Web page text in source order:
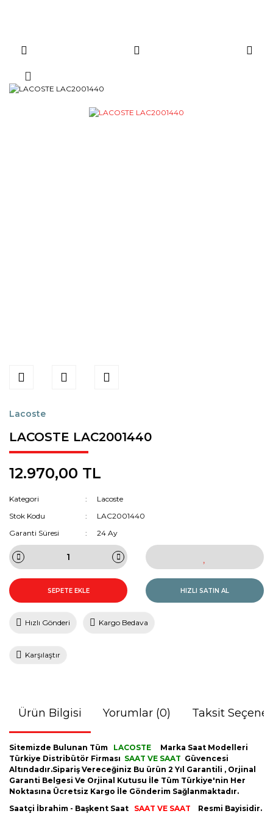
Lacoste
LACOSTE LAC2001440
12.970,00 TL
Kategori
Lacoste
Stok Kodu
LAC2001440
Garanti Süresi
24 Ay
SEPETE EKLE HIZLI SATIN AL
Hızlı Gönderi Kargo Bedava
Karşılaştır
Ürün Bilgisi Yorumlar (0) Taksit
Sitemizde Bulunan Tüm LACOSTE
Marka Saat Modelleri
Türkiye Distribütör Firması SAAT VE SAAT Güvencesi
Altındadır.Sipariş Vereceğiniz Bu ürün 2 Yıl Garantili , Orjinal
Garanti Belgesi Ve Orjinal Kutusu İle Tüm Türkiye'nin Her
Noktasına Ücretsiz Kargo İle Gönderim Sağlanmaktadır.
Saatçi İbrahim - Başkent Saat SAAT VE SAAT Resmi Bayisidir.